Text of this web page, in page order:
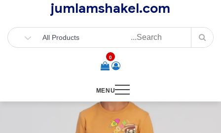
content
jumlamshakel.com
0
MENU